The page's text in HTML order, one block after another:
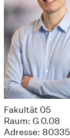
Fakultät 05
Raum: G 0.08
Adresse: